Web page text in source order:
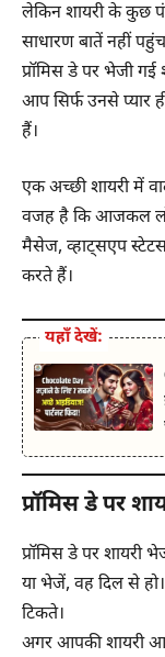
लेकिन शायरी के कुछ
साधारण बातें नहीं पहुंच
प्रॉमिस डे पर भेजी
आप सिर्फ उनसे प्यार
हैं।
एक अच्छी शायरी में
वजह है कि आजकल
मैसेज, व्हाट्सएप
करते हैं।
यहाँ देखें:
प्रॉमिस डे पर
प्रॉमिस डे पर
या भेजें, वह दिल से
टिकते।
अगर आपकी शायरी